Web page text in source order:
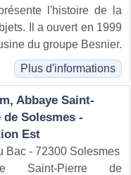
l'histoire de la
Il a ouvert en 1999
du groupe Besnier.
Plus d'informations
Abbaye Saint-
de Solesmes -
Est
Bac - 72300 Solesmes
Saint-Pierre de